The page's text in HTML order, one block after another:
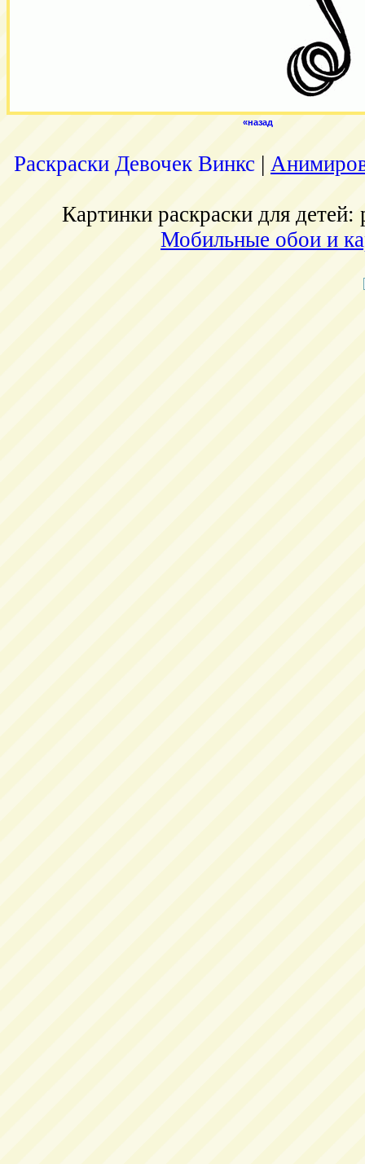
«назад
Раскраски Девочек Винкс |
Картинки раскраски для
Мобильные обои и